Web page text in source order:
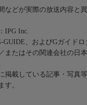
などが実際の放送内容と
IPG Inc.
GUIDE、およびGガイド
またはその関連会社の日
掲載している記事・写真
す。